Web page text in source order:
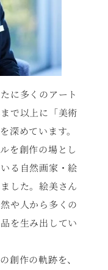
に多くのアート
で以上に「美術
深めています。
を創作の場とし
る自然画家・絵
した。絵美さん
や人から多くの
を生み出してい
創作の軌跡を、